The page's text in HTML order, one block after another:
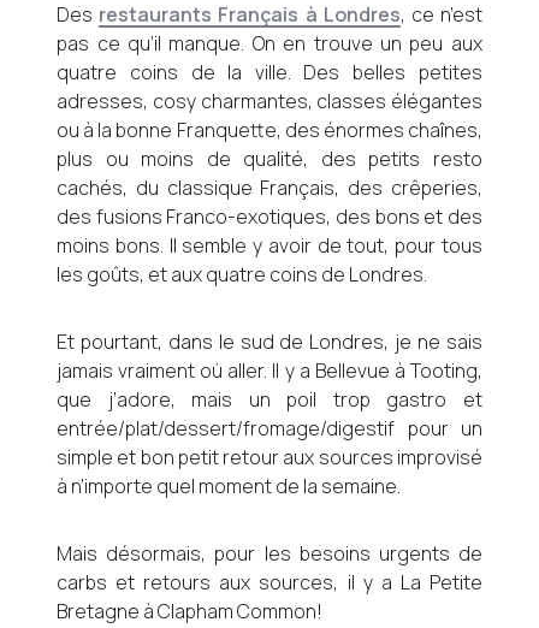
Des restaurants Français à Londres, ce n’est
pas ce qu’il manque. On en trouve un peu aux
quatre coins de la ville. Des belles petites
adresses, cosy charmantes, classes élégantes
ou à la bonne Franquette, des énormes chaînes,
plus ou moins de qualité, des petits resto
cachés, du classique Français, des crêperies,
des fusions Franco-exotiques, des bons et des
moins bons. Il semble y avoir de tout, pour tous
les goûts, et aux quatre coins de Londres.
Et pourtant, dans le sud de Londres, je ne sais
jamais vraiment où aller. Il y a Bellevue à Tooting,
que j’adore, mais un poil trop gastro et
entrée/plat/dessert/fromage/digestif pour un
simple et bon petit retour aux sources improvisé
à n’importe quel moment de la semaine.
Mais désormais, pour les besoins urgents de
carbs et retours aux sources, il y a La Petite
Bretagne à Clapham Common!